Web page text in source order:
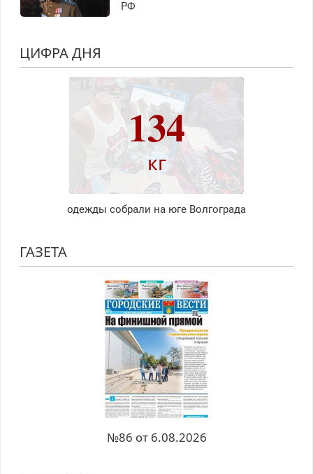
РФ
ЦИФРА ДНЯ
134
кг
одежды собрали на юге Волгограда
ГАЗЕТА
№86 от 6.08.2026